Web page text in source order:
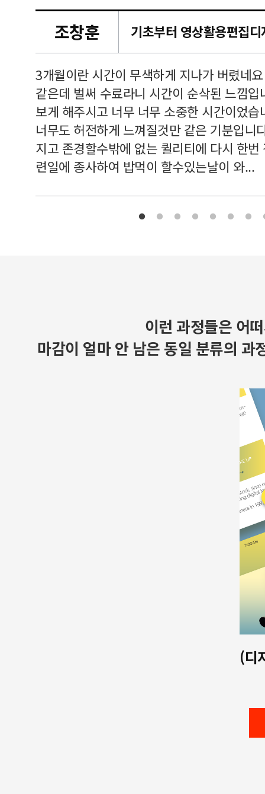
조창훈
3개월이란 시간이 무색하게 지나가 버렸네
같은데 벌써 수료라니 시간이 순삭된 느낌
보게 해주시고 너무 너무 소중한 시간이었
너무도 허전하게 느껴질것만 같은 기분입니
지고 존경할수밖에 없는 퀼리티에 다시 한
련일에 종사하여 밥먹이 할수있는날이 와...
이런 과정들은 어
마감이 얼마 안 남은 동일 분류의 과